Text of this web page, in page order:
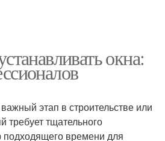
окна:
этап в строительстве или
требует тщательного
времени для